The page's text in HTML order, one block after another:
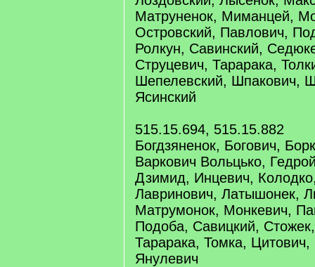
Матруненок, Миманцей,
Островский, Павлович,
Ролкун, Савинский,
Струцевич, Тарарака,
Шепелевский, Шпакович,
Ясинский
515.15.694, 515.15.882
Богдзяненок, Богович,
Варкович Вольцько,
Дзимид, Инцевич,
Лавринович, Латышонек,
Матрумонок, Монкевич,
Подоба, Савицкий,
Тарарака, Томка, Цитович,
Янулевич